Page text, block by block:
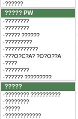
·??????
????? PW
·????????
·????????
·????? ??????
·?????????
·???????????
·???O?C?A? ?O?O??A
·????
·????????
·?????? ?????????
?????
·???????? ??????????
·????????
·?????
·????????????